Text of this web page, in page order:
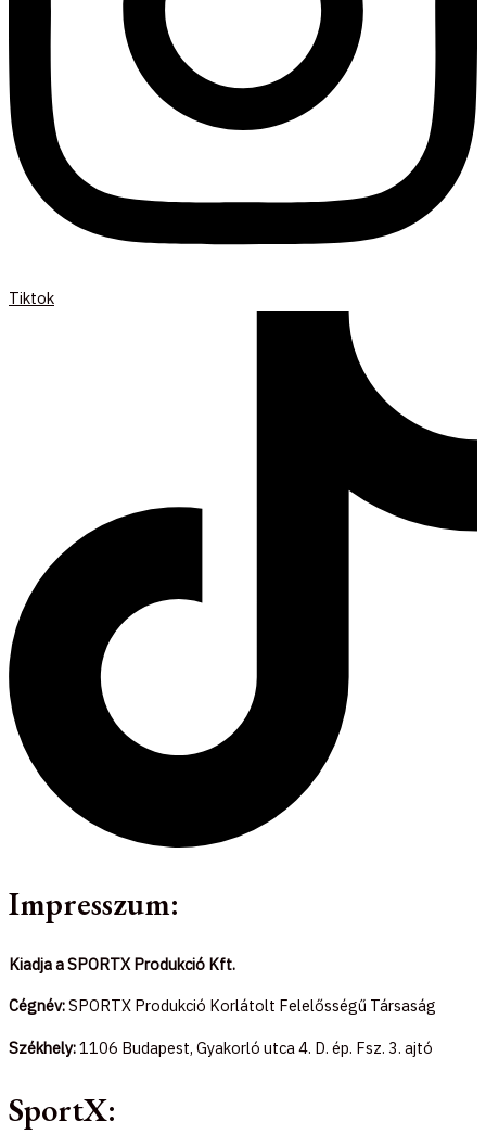
Tiktok
Impresszum:
Kiadja a SPORTX Produkció Kft.
Cégnév:SPORTX Produkció Korlátolt Felelősségű Társaság
Székhely:1106 Budapest, Gyakorló utca 4. D. ép. Fsz. 3. ajtó
SportX: